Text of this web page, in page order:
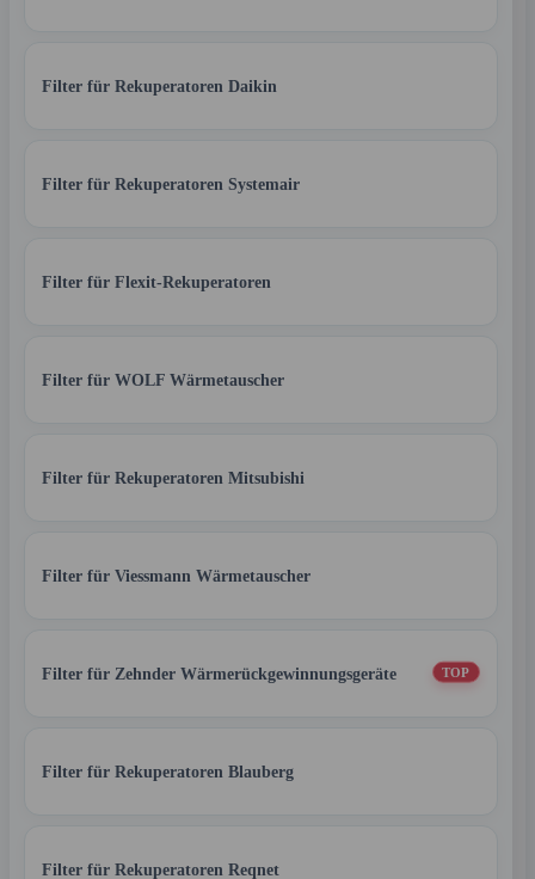
Filter für Rekuperatoren Daikin
Filter für Rekuperatoren Systemair
Filter für Flexit-Rekuperatoren
Filter für WOLF Wärmetauscher
Filter für Rekuperatoren Mitsubishi
Filter für Viessmann Wärmetauscher
Filter für Zehnder Wärmerückgewinnungsgeräte TOP
Filter für Rekuperatoren Blauberg
Filter für Rekuperatoren Reqnet